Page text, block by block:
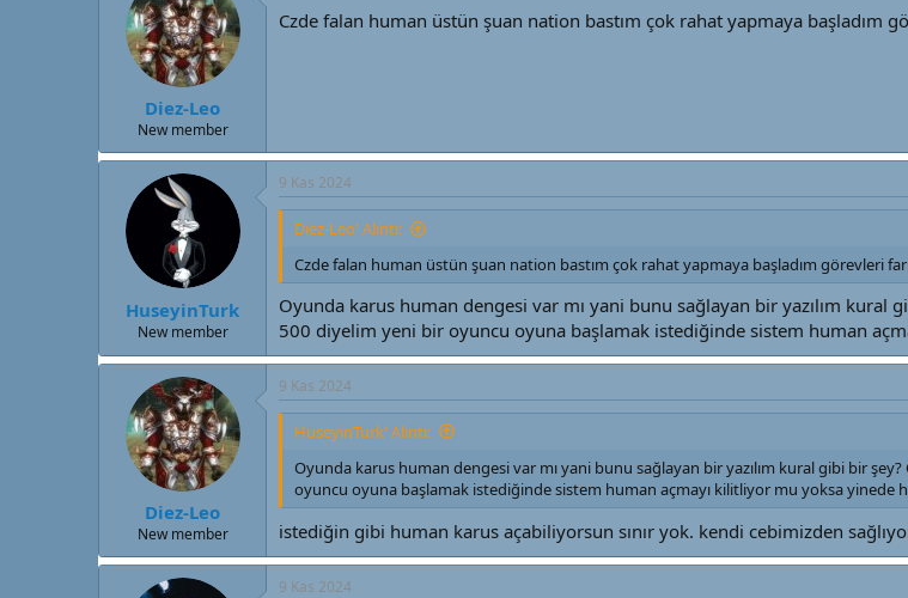
h
i
Diez-Leo
New member
Czde falan human üstün şuan nation bastım çok rahat yapmaya
HuseyinTurk
New member
9 Kas 2024
Diez-Leo' Alıntı:
Czde falan human üstün şuan nation bastım çok rahat yapmaya başladım görevleri
Oyunda karus human dengesi var mı yani bunu sağlayan bir yazılım
500 diyelim yeni bir oyuncu oyuna başlamak istediğinde sistem human
Diez-Leo
New member
9 Kas 2024
HuseyinTurk' Alıntı:
Oyunda karus human dengesi var mı yani bunu sağlayan bir yazılım kural gibi bir
oyuncu oyuna başlamak istediğinde sistem human açmayı kilitliyor mu yoksa yinede
istediğin gibi human karus açabiliyorsun sınır yok. kendi cebimizden
9 Kas 2024